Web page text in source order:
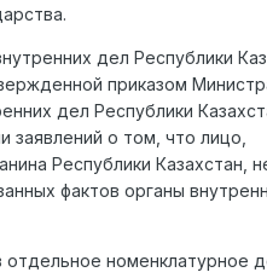
дел Республики
приказом
дел Республики
о том, что лицо,
Республики Казахстан,
фактов органы
номенклатурное